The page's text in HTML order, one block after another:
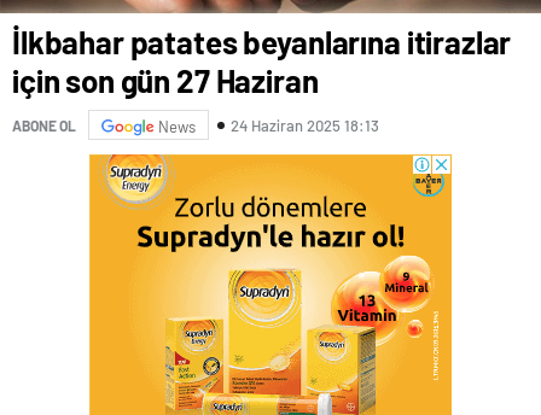
İlkbahar patates beyanlarına itirazlar
için son gün 27 Haziran
ABONE OL News 24 Haziran 2025 18:13